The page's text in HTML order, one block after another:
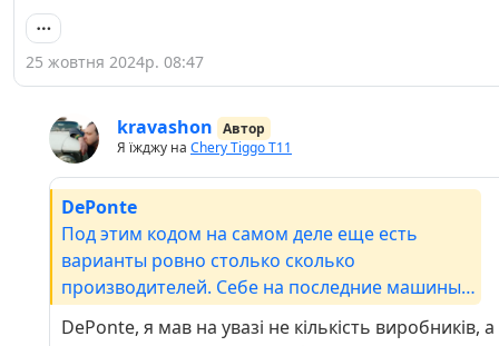
25 жовтня 2024р. 08:47
kravashon Автор
Я їжджу на Chery Tiggo Т11
DePonte
Под этим кодом на самом деле еще есть
варианты ровно столько сколько
производителей. Себе на последние машины
DePonte, я мав на увазі не кількість виробників, а